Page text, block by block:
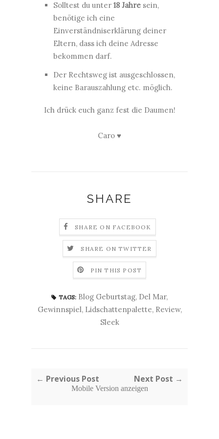
Solltest du unter 18 Jahre sein,
benötige ich eine
Einverständniserklärung deiner
Eltern, dass ich deine Adresse
bekommen darf.
Der Rechtsweg ist ausgeschlossen,
keine Barauszahlung etc. möglich.
Ich drück euch ganz fest die Daumen!
Caro ♥
SHARE
SHARE ON FACEBOOK
SHARE ON TWITTER
PIN THIS POST
TAGS: Blog Geburtstag, Del Mar,
Gewinnspiel, Lidschattenpalette, Review,
Sleek
← Previous Post Next Post →
Mobile Version anzeigen